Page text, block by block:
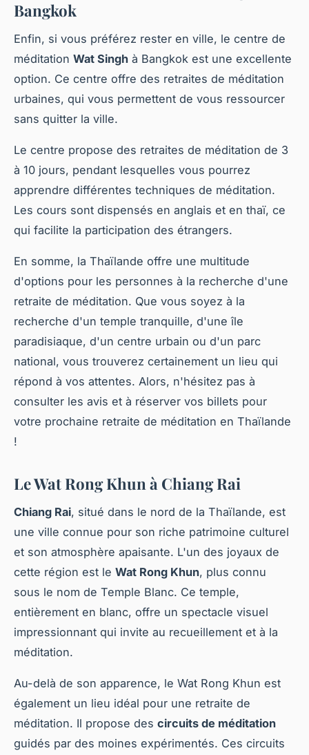
Bangkok
Enfin, si vous préférez rester en ville, le centre de
méditation Wat Singh à Bangkok est une excellente
option. Ce centre offre des retraites de méditation
urbaines, qui vous permettent de vous ressourcer
sans quitter la ville.
Le centre propose des retraites de méditation de 3
à 10 jours, pendant lesquelles vous pourrez
apprendre différentes techniques de méditation.
Les cours sont dispensés en anglais et en thaï, ce
qui facilite la participation des étrangers.
En somme, la Thaïlande offre une multitude
d'options pour les personnes à la recherche d'une
retraite de méditation. Que vous soyez à la
recherche d'un temple tranquille, d'une île
paradisiaque, d'un centre urbain ou d'un parc
national, vous trouverez certainement un lieu qui
répond à vos attentes. Alors, n'hésitez pas à
consulter les avis et à réserver vos billets pour
votre prochaine retraite de méditation en Thaïlande
!
Le Wat Rong Khun à Chiang Rai
Chiang Rai, situé dans le nord de la Thaïlande, est
une ville connue pour son riche patrimoine culturel
et son atmosphère apaisante. L'un des joyaux de
cette région est le Wat Rong Khun, plus connu
sous le nom de Temple Blanc. Ce temple,
entièrement en blanc, offre un spectacle visuel
impressionnant qui invite au recueillement et à la
méditation.
Au-delà de son apparence, le Wat Rong Khun est
également un lieu idéal pour une retraite de
méditation. Il propose des circuits de méditation
guidés par des moines expérimentés. Ces circuits